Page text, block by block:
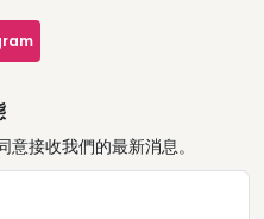
接收我們的最新消息。